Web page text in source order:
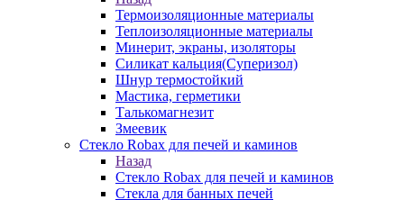
Термоизоляционные материалы
Теплоизоляционные материалы
Минерит, экраны, изоляторы
Силикат кальция(Суперизол)
Шнур термостойкий
Мастика, герметики
Талькомагнезит
Змеевик
Стекло Robax для печей и каминов
Назад
Стекло Robax для печей и каминов
Стекла для банных печей